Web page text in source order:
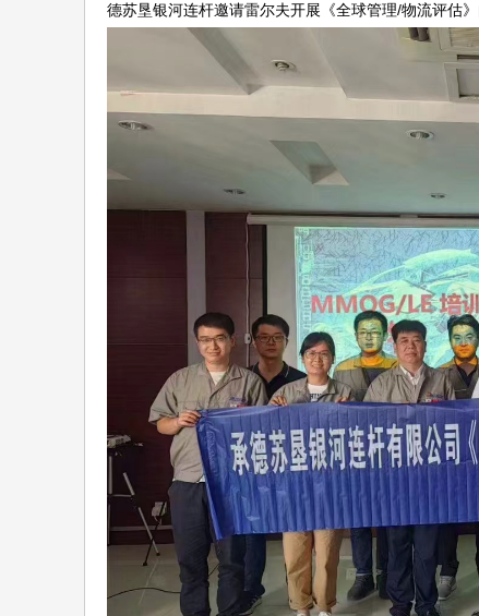
德苏垦银河连杆邀请雷尔夫开展《全球管理/物流评估